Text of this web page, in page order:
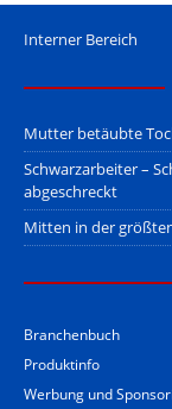
Interner Bereich
Mutter betäubte
Schwarzarbeiter –
abgeschreckt
Mitten in der
Branchenbuch
Produktinfo
Werbung und